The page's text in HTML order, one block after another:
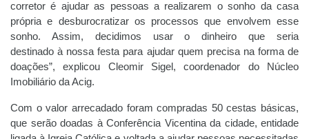
corretor é ajudar as pessoas a realizarem o sonho da casa
própria e desburocratizar os processos que envolvem esse
sonho. Assim, decidimos usar o dinheiro que seria
destinado à nossa festa para ajudar quem precisa na forma de
doações”, explicou Cleomir Sigel, coordenador do Núcleo
Imobiliário da Acig.
Com o valor arrecadado foram compradas 50 cestas básicas,
que serão doadas à Conferência Vicentina da cidade, entidade